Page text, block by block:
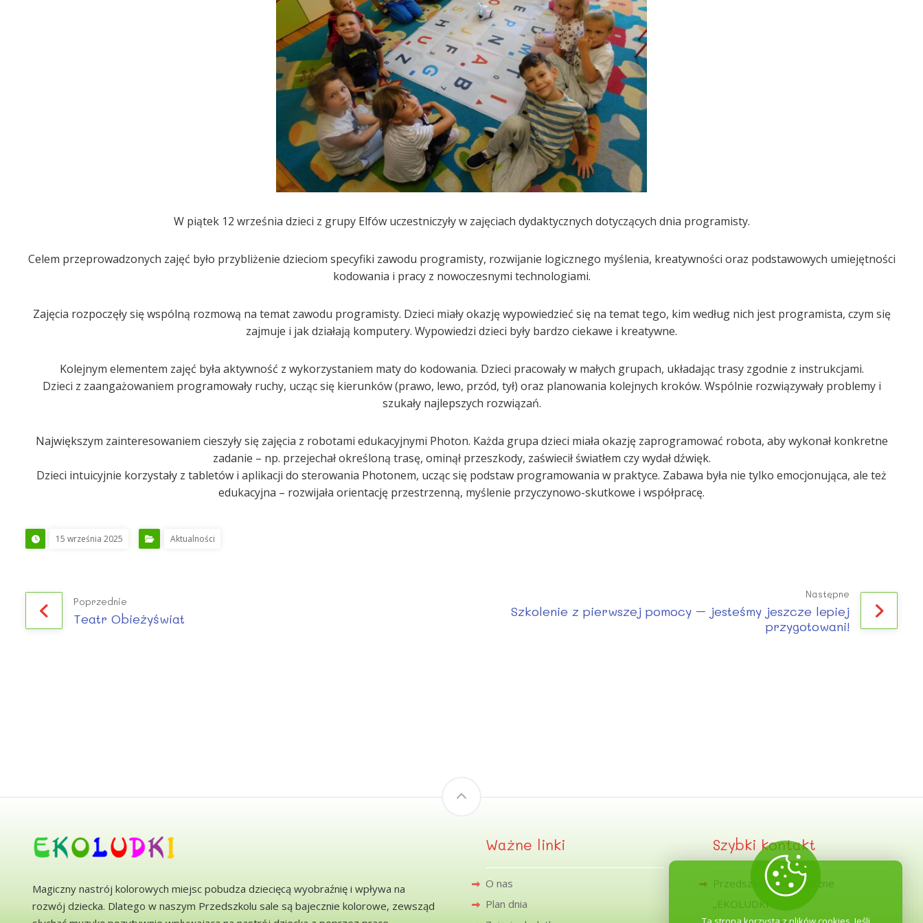
W piątek 12 września dzieci z grupy Elfów uczestniczyły w zajęciach dydaktycznych dotyczących dnia programisty.
Celem przeprowadzonych zajęć było przybliżenie dzieciom specyfiki zawodu programisty, rozwijanie logicznego myślenia, kreatywności oraz podstawowych umiejętności
kodowania i pracy z nowoczesnymi technologiami.
Zajęcia rozpoczęły się wspólną rozmową na temat zawodu programisty. Dzieci miały okazję wypowiedzieć się na temat tego, kim według nich jest programista, czym się
zajmuje i jak działają komputery. Wypowiedzi dzieci były bardzo ciekawe i kreatywne.
Kolejnym elementem zajęć była aktywność z wykorzystaniem maty do kodowania. Dzieci pracowały w małych grupach, układając trasy zgodnie z instrukcjami.
Dzieci z zaangażowaniem programowały ruchy, ucząc się kierunków (prawo, lewo, przód, tył) oraz planowania kolejnych kroków. Wspólnie rozwiązywały problemy i
szukały najlepszych rozwiązań.
Największym zainteresowaniem cieszyły się zajęcia z robotami edukacyjnymi Photon. Każda grupa dzieci miała okazję zaprogramować robota, aby wykonał konkretne
zadanie – np. przejechał określoną trasę, ominął przeszkody, zaświecił światłem czy wydał dźwięk.
Dzieci intuicyjnie korzystały z tabletów i aplikacji do sterowania Photonem, ucząc się podstaw programowania w praktyce. Zabawa była nie tylko emocjonująca, ale też
edukacyjna – rozwijała orientację przestrzenną, myślenie przyczynowo-skutkowe i współpracę.
15 września 2025 Aktualności
Poprzednie
Teatr Obieżyświat
Następne
Szkolenie z pierwszej pomocy – jesteśmy jeszcze lepiej
przygotowani!
Magiczny nastrój kolorowych miejsc pobudza dziecięcą wyobraźnię i wpływa na
rozwój dziecka. Dlatego w naszym Przedszkolu sale są bajecznie kolorowe, zewsząd
Ważne linki
O nas
Plan dnia
Szybki kontakt
Przedszkole Niepubliczne
„EKOLUDKI”